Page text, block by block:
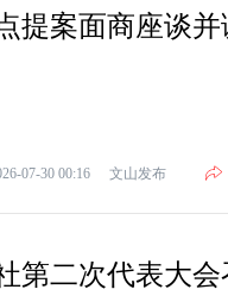
提案面商座谈并
07-30 00:16 文山发布
第二次代表大会